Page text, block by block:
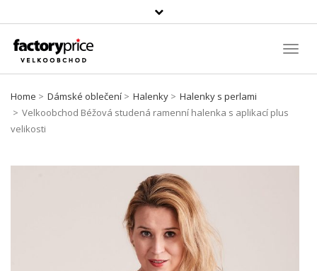
Vyhledávání
Home Dámské oblečení Halenky
Halenky s perlami
Velkoobchod Béžová studená ramenní halenka s aplikací plus
velikosti